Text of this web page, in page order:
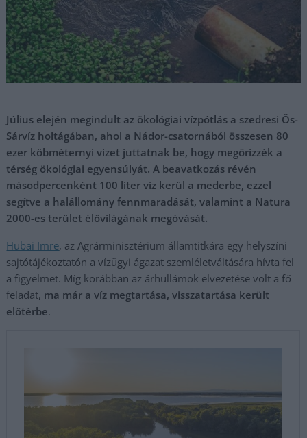
Július elején megindult az ökológiai vízpótlás a szedresi Ős-
Sárvíz holtágában, ahol a Nádor-csatornából összesen 80
ezer köbméternyi vizet juttatnak be, hogy megőrizzék a
térség ökológiai egyensúlyát. A beavatkozás révén
másodpercenként 100 liter víz kerül a mederbe, ezzel
segítve a halállomány fennmaradását, valamint a Natura
2000-es terület élővilágának megóvását.
Hubai Imre, az Agrárminisztérium államtitkára egy helyszíni
sajtótájékoztatón a vízügyi ágazat szemléletváltására hívta fel
a figyelmet. Míg korábban az árhullámok elvezetése volt a fő
feladat, ma már a víz megtartása, visszatartása került
előtérbe.